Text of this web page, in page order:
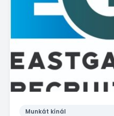
Munkát kínál